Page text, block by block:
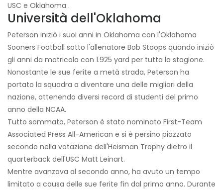
USC e Oklahoma .
Università dell'Oklahoma
Peterson iniziò i suoi anni in Oklahoma con l'Oklahoma
Sooners Football sotto l'allenatore Bob Stoops quando iniziò
gli anni da matricola con 1.925 yard per tutta la stagione.
Nonostante le sue ferite a metà strada, Peterson ha
portato la squadra a diventare una delle migliori della
nazione, ottenendo diversi record di studenti del primo
anno della NCAA.
Tutto sommato, Peterson è stato nominato First-Team
Associated Press All-American e si è persino piazzato
secondo nella votazione dell'Heisman Trophy dietro il
quarterback dell'USC Matt Leinart.
Mentre avanzava al secondo anno, ha avuto un tempo
limitato a causa delle sue ferite fin dal primo anno. Durante